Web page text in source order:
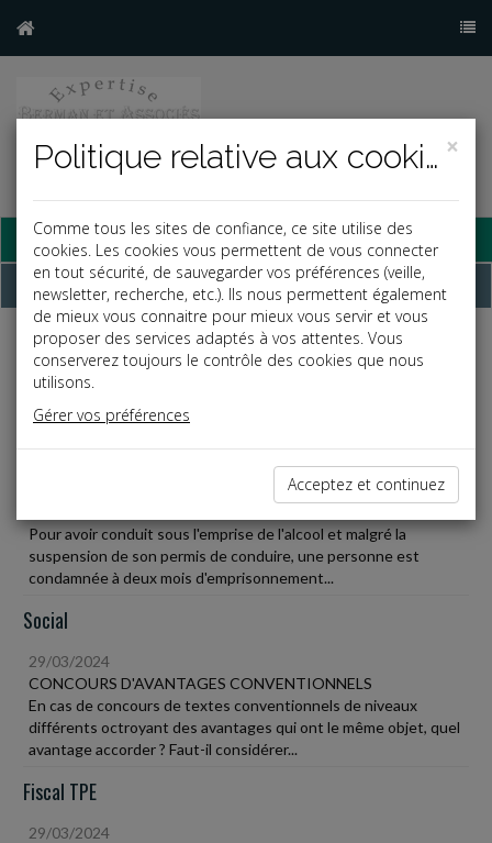
Base documentaire
Dépêches
Liste des dernières dépêches
Vie des affaires
CONFISCATION D'UN BIEN VENDU SOUS RÉSERVE DE
Pour avoir conduit sous l'emprise de l'alcool et malgré la
suspension de son permis de conduire, une personne est
condamnée à deux mois d'emprisonnement...
Social
29/03/2024
CONCOURS D'AVANTAGES CONVENTIONNELS
En cas de concours de textes conventionnels de niveaux
différents octroyant des avantages qui ont le même objet, quel
avantage accorder ? Faut-il considérer...
Fiscal TPE
29/03/2024
×
Politique relative aux cookies
Comme tous les sites de confiance, ce site utilise des
cookies. Les cookies vous permettent de vous connecter
en tout sécurité, de sauvegarder vos préférences (veille,
newsletter, recherche, etc.). Ils nous permettent également
de mieux vous connaitre pour mieux vous servir et vous
proposer des services adaptés à vos attentes. Vous
conserverez toujours le contrôle des cookies que nous
utilisons.
Gérer vos préférences
Acceptez et continuez